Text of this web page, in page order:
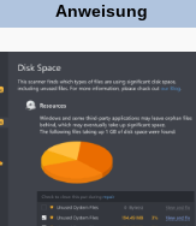
Anweisung